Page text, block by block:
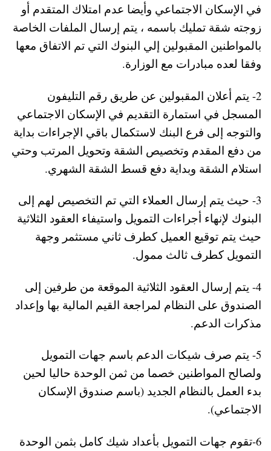
في الإسكان الاجتماعي وأيضا عدم امتلاك المتقدم أو
زوجته شقة تمليك باسمه ، يتم إرسال الملفات الخاصة
بالمواطنين المقبولين إلي البنوك التي تم الاتفاق معها
وفقا لعده مبادرات مع الوزارة.
2- يتم أعلان المقبولين عن طريق رقم التليفون
المسجل في استمارة التقديم في الإسكان الاجتماعي
والتوجه إلى فرع البنك لاستكمال باقي الإجراءات بداية
من دفع المقدم وتخصيص الشقة وتحويل المرتب وحتي
استلام الشقة وبداية دفع قسط الشقة الشهري.
3- حيث يتم إرسال العملاء التي تم التخصيص لهم إلى
البنوك لإنهاء أجراءات التمويل واستيفاء العقود الثلاثية
حيث يتم توقيع العميل كطرف ثاني مستثمر وجهة
التمويل كطرف ثالث ممول.
4- يتم إرسال العقود الثلاثية الموقعة من طرفين إلى
الصندوق على النظام لمراجعة القيم المالية بها وإعداد
مذكرات الدعم.
5- يتم صرف شيكات الدعم باسم جهات التمويل
ولصالح المواطنين خصما من ثمن الوحدة حاليا لحين
بدء العمل بالنظام الجديد (باسم صندوق الإسكان
الاجتماعي).
6-تقوم جهات التمويل بأعداد شيك كامل بثمن الوحدة